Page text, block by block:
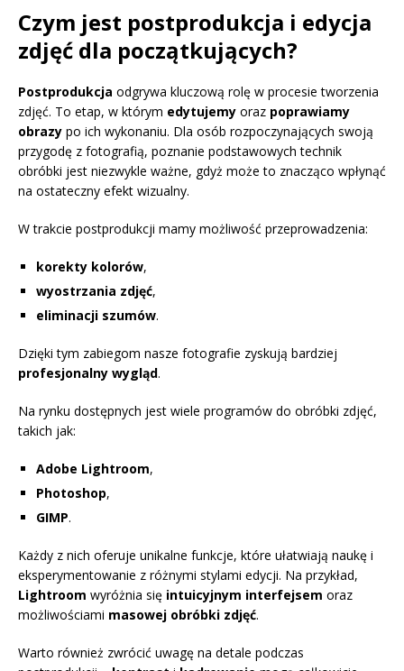
Czym jest postprodukcja i edycja
zdjęć dla początkujących?
Postprodukcja odgrywa kluczową rolę w procesie tworzenia
zdjęć. To etap, w którym edytujemy oraz poprawiamy
obrazy po ich wykonaniu. Dla osób rozpoczynających swoją
przygodę z fotografią, poznanie podstawowych technik
obróbki jest niezwykle ważne, gdyż może to znacząco wpłynąć
na ostateczny efekt wizualny.
W trakcie postprodukcji mamy możliwość przeprowadzenia:
korekty kolorów,
wyostrzania zdjęć,
eliminacji szumów.
Dzięki tym zabiegom nasze fotografie zyskują bardziej
profesjonalny wygląd.
Na rynku dostępnych jest wiele programów do obróbki zdjęć,
takich jak:
Adobe Lightroom,
Photoshop,
GIMP.
Każdy z nich oferuje unikalne funkcje, które ułatwiają naukę i
eksperymentowanie z różnymi stylami edycji. Na przykład,
Lightroom wyróżnia się intuicyjnym interfejsem oraz
możliwościami masowej obróbki zdjęć.
Warto również zwrócić uwagę na detale podczas